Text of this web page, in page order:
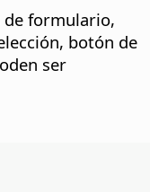
de formulario,
botón de
ser